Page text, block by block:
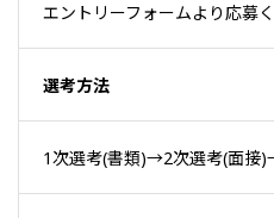
エントリーフォームより応募く
選考方法
1次選考(書類)→2次選考(面接